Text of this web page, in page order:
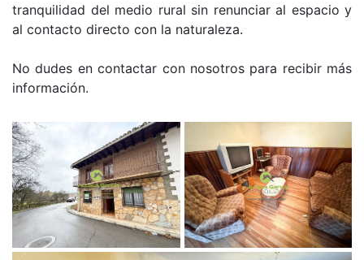
tranquilidad del medio rural sin renunciar al espacio y
al contacto directo con la naturaleza.
No dudes en contactar con nosotros para recibir más
información.